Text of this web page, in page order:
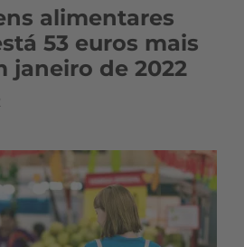
alimentares
53 euros mais
janeiro de 2022